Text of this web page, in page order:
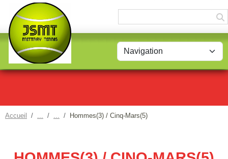
Accueil Hommes(3) / Cinq-Mars(5)
Panneau de gestion des cookies